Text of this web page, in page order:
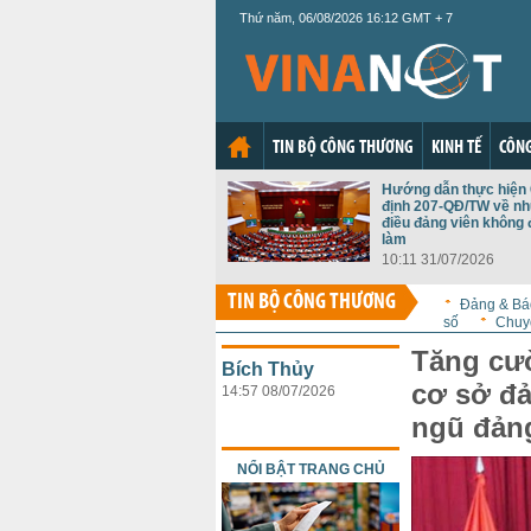
Thứ năm, 06/08/2026 16:12 GMT + 7
TIN BỘ CÔNG THƯƠNG KINH TẾ
Hướng dẫn thực hiện
định 207-QĐ/TW về
điều đảng viên không
làm
10:11 31/07/2026
TIN BỘ CÔNG THƯƠNG Đảng &
số
Tăng
cơ sở
ngũ
Bích Thủy
14:57 08/07/2026
NỔI BẬT TRANG CHỦ